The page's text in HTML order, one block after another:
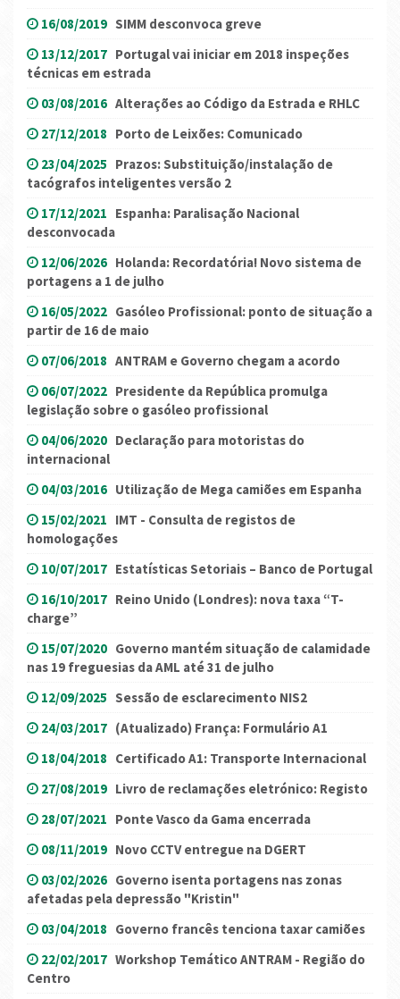
16/08/2019 SIMM desconvoca greve
13/12/2017 Portugal vai iniciar em 2018 inspeções
técnicas em estrada
03/08/2016 Alterações ao Código da Estrada e RHLC
27/12/2018 Porto de Leixões: Comunicado
23/04/2025 Prazos: Substituição/instalação de
tacógrafos inteligentes versão 2
17/12/2021 Espanha: Paralisação Nacional
desconvocada
12/06/2026 Holanda: Recordatória! Novo sistema de
portagens a 1 de julho
16/05/2022 Gasóleo Profissional: ponto de situação a
partir de 16 de maio
07/06/2018 ANTRAM e Governo chegam a acordo
06/07/2022 Presidente da República promulga
legislação sobre o gasóleo profissional
04/06/2020 Declaração para motoristas do
internacional
04/03/2016 Utilização de Mega camiões em Espanha
15/02/2021 IMT - Consulta de registos de
homologações
10/07/2017 Estatísticas Setoriais – Banco de Portugal
16/10/2017 Reino Unido (Londres): nova taxa “T-
charge”
15/07/2020 Governo mantém situação de calamidade
nas 19 freguesias da AML até 31 de julho
12/09/2025 Sessão de esclarecimento NIS2
24/03/2017 (Atualizado) França: Formulário A1
18/04/2018 Certificado A1: Transporte Internacional
27/08/2019 Livro de reclamações eletrónico: Registo
28/07/2021 Ponte Vasco da Gama encerrada
08/11/2019 Novo CCTV entregue na DGERT
03/02/2026 Governo isenta portagens nas zonas
afetadas pela depressão "Kristin"
03/04/2018 Governo francês tenciona taxar camiões
22/02/2017 Workshop Temático ANTRAM - Região do
Centro